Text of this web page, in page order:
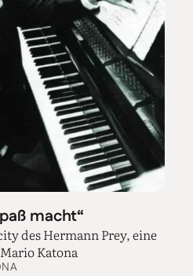
macht“
des Hermann Prey, eine
Katona